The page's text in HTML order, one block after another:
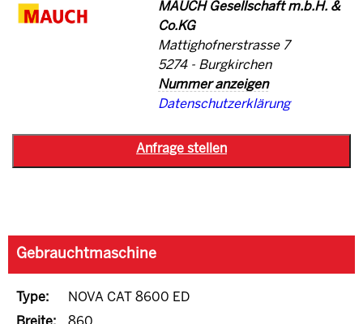
MAUCH Gesellschaft m.b.H. &
Co.KG
Mattighofnerstrasse 7
5274 - Burgkirchen
Nummer anzeigen
Datenschutzerklärung
Gebrauchtmaschine
Type:
NOVA CAT 8600 ED